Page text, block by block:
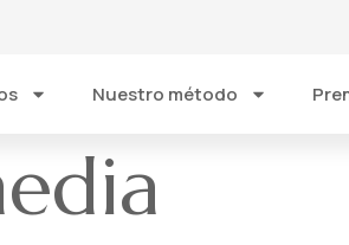
Nuestro método